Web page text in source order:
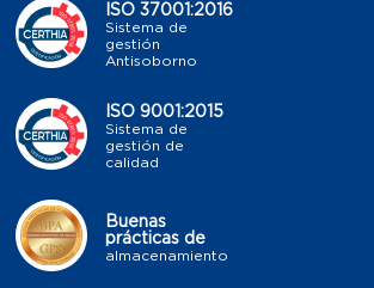
ISO 37001:2016
Sistema de
gestión
Antisoborno
ISO 9001:2015
Sistema de
gestión de
calidad
Buenas
prácticas de
almacenamiento